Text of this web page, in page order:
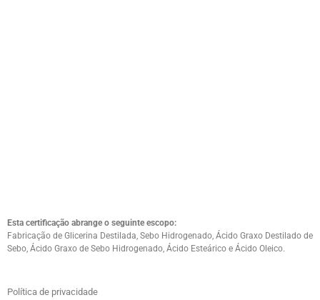
Esta certificação abrange o seguinte escopo:
Fabricação de Glicerina Destilada, Sebo Hidrogenado, Ácido Graxo Destilado de
Sebo, Ácido Graxo de Sebo Hidrogenado, Ácido Esteárico e Ácido Oleico.
Política de privacidade